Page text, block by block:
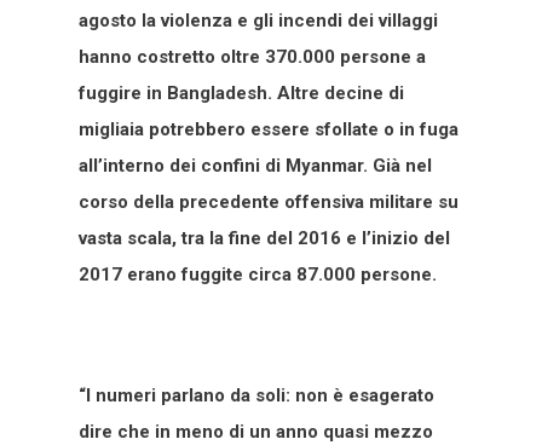
agosto la violenza e gli incendi dei villaggi
hanno costretto oltre 370.000 persone a
fuggire in Bangladesh. Altre decine di
migliaia potrebbero essere sfollate o in fuga
all’interno dei confini di Myanmar. Già nel
corso della precedente offensiva militare su
vasta scala, tra la fine del 2016 e l’inizio del
2017 erano fuggite circa 87.000 persone.
“I numeri parlano da soli: non è esagerato
dire che in meno di un anno quasi mezzo